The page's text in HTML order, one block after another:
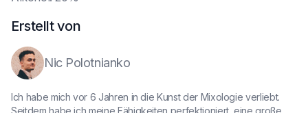
Erstellt von
Nic Polotnianko
Ich habe mich vor 6 Jahren in die Kunst der Mixologie verliebt.
Seitdem habe ich meine Fähigkeiten perfektioniert, eine große